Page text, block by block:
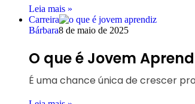
Leia mais »
Carreira
Bárbara8 de maio de 2025
O que é Jovem
É uma chance única de crescer